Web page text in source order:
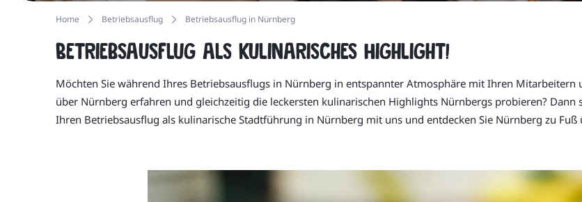
Home Betriebsausflug Betriebsausflug in Nürnberg
Betriebsausflug als kulinarisches Highlight!
Möchten Sie während Ihres Betriebsausflugs in Nürnberg in entspannter Atmosphäre mit Ihren Mitarbeitern
über Nürnberg erfahren und gleichzeitig die leckersten kulinarischen Highlights Nürnbergs probieren? Dann
Ihren Betriebsausflug als kulinarische Stadtführung in Nürnberg mit uns und entdecken Sie Nürnberg zu Fuß